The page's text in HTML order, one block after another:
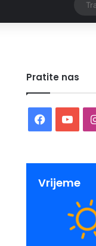
Pratite nas
Facebook
Vrijeme